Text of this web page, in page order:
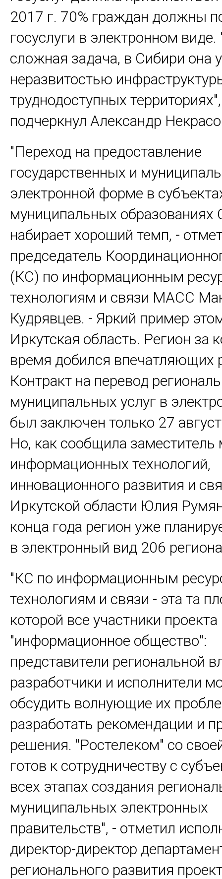
2017 г. 70% граждан должны
госуслуги в электронном виде.
сложная задача, в Сибири она
неразвитостью
труднодоступных
подчеркнул Александр
"Переход на предоставление
государственных и
электронной форме в
муниципальных образованиях
набирает хороший темп, -
председатель
(КС) по информационным
технологиям и связи МАСС
Кудрявцев. - Яркий пример
Иркутская область. Регион за
время добился впечатляющих
Контракт на перевод
муниципальных услуг в
был заключен только 27
Но, как сообщила заместитель
информационных технологий,
инновационного развития и
Иркутской области Юлия
конца года регион уже
в электронный вид 206
"КС по информационным
технологиям и связи - эта та
которой все участники проекта
"информационное общество":
представители региональной
разработчики и исполнители
обсудить волнующие их
разработать рекомендации и
решения. "Ростелеком" со
готов к сотрудничеству с
всех этапах создания
муниципальных электронных
правительств", - отметил
директор-директор
регионального развития